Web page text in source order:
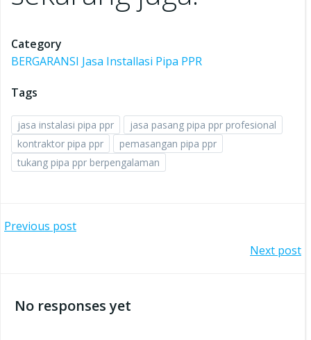
Category
BERGARANSI Jasa Installasi Pipa PPR
Tags
jasa instalasi pipa ppr
jasa pasang pipa ppr profesional
kontraktor pipa ppr
pemasangan pipa ppr
tukang pipa ppr berpengalaman
Post
Previous post
navigation
Next post
No responses yet